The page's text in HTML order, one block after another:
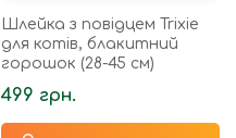
Шлейка з повідцем Trixie
для котів, блакитний
горошок (28-45 см)
499 грн.